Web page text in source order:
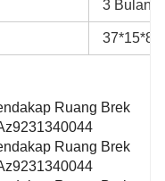
3 Bulan
37*15*8